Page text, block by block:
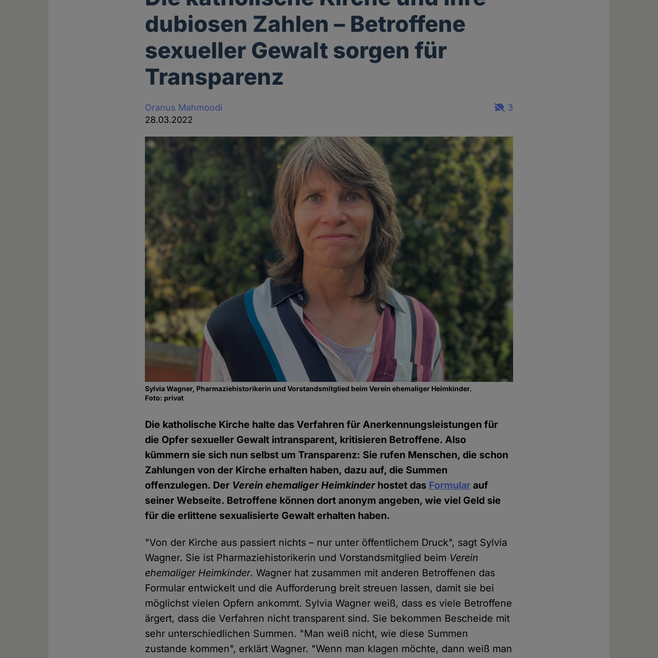
dubiosen Zahlen – Betroffene
sexueller Gewalt sorgen für
Transparenz
Oranus Mahmoodi
28.03.2022
3
Sylvia Wagner, Pharmaziehistorikerin und Vorstandsmitglied beim Verein ehemaliger Heimkinder.
Foto: privat
Die katholische Kirche halte das Verfahren für Anerkennungsleistungen für
die Opfer sexueller Gewalt intransparent, kritisieren Betroffene. Also
kümmern sie sich nun selbst um Transparenz: Sie rufen Menschen, die schon
Zahlungen von der Kirche erhalten haben, dazu auf, die Summen
offenzulegen. Der Verein ehemaliger Heimkinderhostet das Formular auf
seiner Webseite. Betroffene können dort anonym angeben, wie viel Geld sie
für die erlittene sexualisierte Gewalt erhalten haben.
"Von der Kirche aus passiert nichts – nur unter öffentlichem Druck", sagt Sylvia
Wagner. Sie ist Pharmaziehistorikerin und Vorstandsmitglied beim Verein
ehemaliger Heimkinder. Wagner hat zusammen mit anderen Betroffenen das
Formular entwickelt und die Aufforderung breit streuen lassen, damit sie bei
möglichst vielen Opfern ankommt. Sylvia Wagner weiß, dass es viele Betroffene
ärgert, dass die Verfahren nicht transparent sind. Sie bekommen Bescheide mit
sehr unterschiedlichen Summen. "Man weiß nicht, wie diese Summen
zustande kommen", erklärt Wagner. "Wenn man klagen möchte, dann weiß man